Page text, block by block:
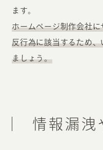
ます。
ホームページ制作会社
反行為に該当するため
ましょう。
情報漏洩